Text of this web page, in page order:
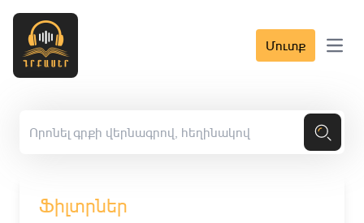
Մուտք Open
Ֆիլտրներ